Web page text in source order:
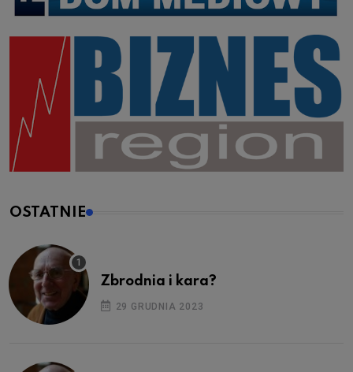
OSTATNIE
Zbrodnia i kara?
29 GRUDNIA 2023